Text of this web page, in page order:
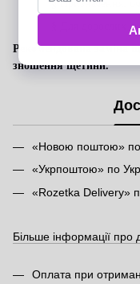
§Призначення:
Рекомендована заміна
зношення щетини.
«Новою поштою» по
«Укрпоштою» по
«Rozetka Delivery»
Більше інформації про
Оплата при